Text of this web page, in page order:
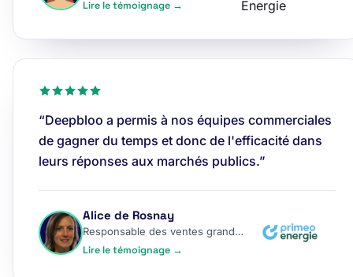
Lire le témoignage →
“Deepbloo a permis à nos équipes commerciales
de gagner du temps et donc de l'efficacité dans
leurs réponses aux marchés publics.”
Alice de Rosnay
Responsable des ventes grands comptes
Lire le témoignage →